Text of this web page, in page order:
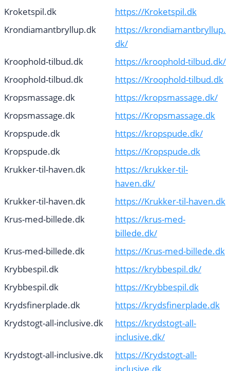
Kroketspil.dk
https://Kroketspil.dk
Krondiamantbryllup.dk
https://krondiamantbryllup.
dk/
Kroophold-tilbud.dk
https://kroophold-tilbud.dk/
Kroophold-tilbud.dk
https://Kroophold-tilbud.dk
Kropsmassage.dk
https://kropsmassage.dk/
Kropsmassage.dk
https://Kropsmassage.dk
Kropspude.dk
https://kropspude.dk/
Kropspude.dk
https://Kropspude.dk
Krukker-til-haven.dk
https://krukker-til-
haven.dk/
Krukker-til-haven.dk
https://Krukker-til-haven.dk
Krus-med-billede.dk
https://krus-med-
billede.dk/
Krus-med-billede.dk
https://Krus-med-billede.dk
Krybbespil.dk
https://krybbespil.dk/
Krybbespil.dk
https://Krybbespil.dk
Krydsfinerplade.dk
https://krydsfinerplade.dk
Krydstogt-all-inclusive.dk
https://krydstogt-all-
inclusive.dk/
Krydstogt-all-inclusive.dk
https://Krydstogt-all-